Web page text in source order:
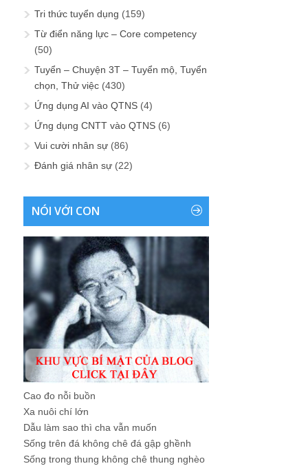
Tri thức tuyển dụng (159)
Từ điển năng lực – Core competency
(50)
Tuyển – Chuyện 3T – Tuyển mộ, Tuyển
chọn, Thử việc (430)
Ứng dụng AI vào QTNS (4)
Ứng dụng CNTT vào QTNS (6)
Vui cười nhân sự (86)
Đánh giá nhân sự (22)
NÓI VỚI CON
Cao đo nỗi buồn
Xa nuôi chí lớn
Dẫu làm sao thì cha vẫn muốn
Sống trên đá không chê đá gập ghềnh
Sống trong thung không chê thung nghèo